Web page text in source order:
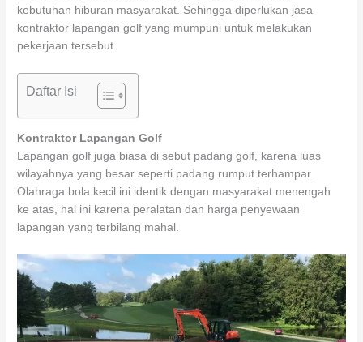
kebutuhan hiburan masyarakat. Sehingga diperlukan jasa
kontraktor lapangan golf yang mumpuni untuk melakukan
pekerjaan tersebut.
Daftar Isi
Kontraktor Lapangan Golf
Lapangan golf juga biasa di sebut padang golf, karena luas
wilayahnya yang besar seperti padang rumput terhampar.
Olahraga bola kecil ini identik dengan masyarakat menengah
ke atas, hal ini karena peralatan dan harga penyewaan
lapangan yang terbilang mahal.